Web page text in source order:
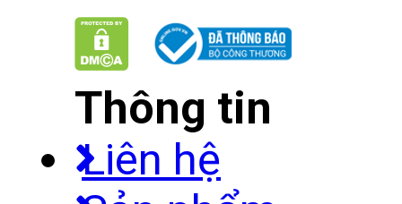
Thông tin
Liên hệ